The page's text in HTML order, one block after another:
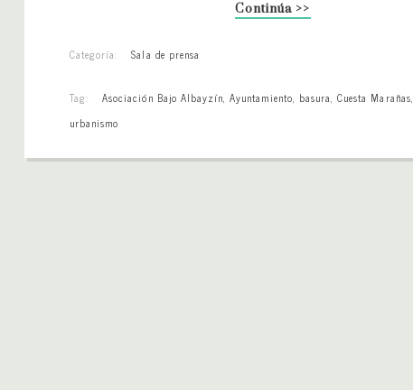
Continúa >>
Categoría: Sala de prensa
Tag: Asociación Bajo Albayzín,Ayuntamiento, basura,Cuesta Marañas,
urbanismo